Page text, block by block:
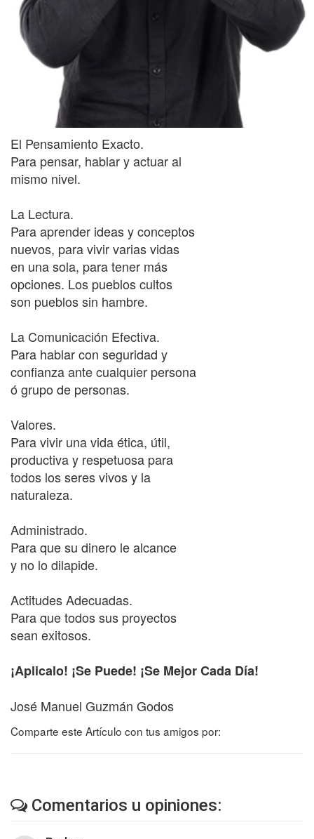
El Pensamiento Exacto.
Para pensar, hablar y actuar al
mismo nivel.
La Lectura.
Para aprender ideas y conceptos
nuevos, para vivir varias vidas
en una sola, para tener más
opciones. Los pueblos cultos
son pueblos sin hambre.
La Comunicación Efectiva.
Para hablar con seguridad y
confianza ante cualquier persona
ó grupo de personas.
Valores.
Para vivir una vida ética, útil,
productiva y respetuosa para
todos los seres vivos y la
naturaleza.
Administrado.
Para que su dinero le alcance
y no lo dilapide.
Actitudes Adecuadas.
Para que todos sus proyectos
sean exitosos.
¡Aplicalo! ¡Se Puede! ¡Se Mejor Cada Día!
José Manuel Guzmán Godos
Comparte este Artículo con tus amigos por:
Comentarios u opiniones: